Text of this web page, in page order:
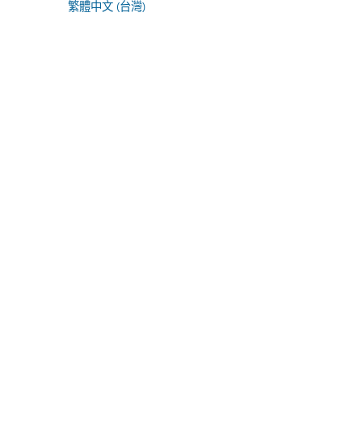
繁體中文 (台灣)